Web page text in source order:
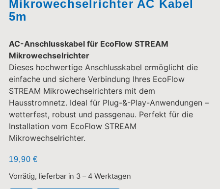
Mikrowechselrichter AC Kabel
5m
AC-Anschlusskabel für EcoFlow STREAM
Mikrowechselrichter
Dieses hochwertige Anschlusskabel ermöglicht die
einfache und sichere Verbindung Ihres EcoFlow
STREAM Mikrowechselrichters mit dem
Hausstromnetz. Ideal für Plug-&-Play-Anwendungen –
wetterfest, robust und passgenau. Perfekt für die
Installation vom EcoFlow STREAM
Mikrowechselrichter.
19,90€
Vorrätig, lieferbar in 3 – 4 Werktagen